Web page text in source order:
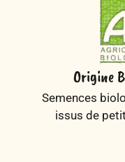
Origine
Semences
issus de